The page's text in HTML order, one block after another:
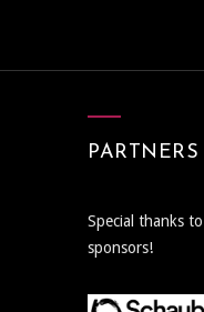
Special thanks
sponsors!